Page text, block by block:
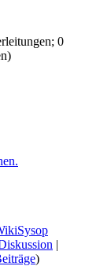
0
|
)